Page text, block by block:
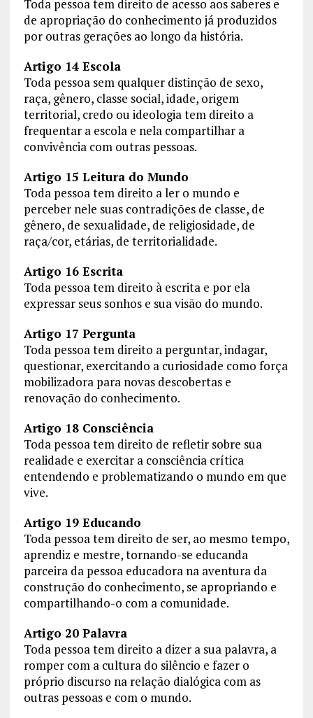
Toda pessoa tem direito de acesso aos saberes e
de apropriação do conhecimento já produzidos
por outras gerações ao longo da história.
Artigo 14 Escola
Toda pessoa sem qualquer distinção de sexo,
raça, gênero, classe social, idade, origem
territorial, credo ou ideologia tem direito a
frequentar a escola e nela compartilhar a
convivência com outras pessoas.
Artigo 15 Leitura do Mundo
Toda pessoa tem direito a ler o mundo e
perceber nele suas contradições de classe, de
gênero, de sexualidade, de religiosidade, de
raça/cor, etárias, de territorialidade.
Artigo 16 Escrita
Toda pessoa tem direito à escrita e por ela
expressar seus sonhos e sua visão do mundo.
Artigo 17 Pergunta
Toda pessoa tem direito a perguntar, indagar,
questionar, exercitando a curiosidade como força
mobilizadora para novas descobertas e
renovação do conhecimento.
Artigo 18 Consciência
Toda pessoa tem direito de refletir sobre sua
realidade e exercitar a consciência crítica
entendendo e problematizando o mundo em que
vive.
Artigo 19 Educando
Toda pessoa tem direito de ser, ao mesmo tempo,
aprendiz e mestre, tornando-se educanda
parceira da pessoa educadora na aventura da
construção do conhecimento, se apropriando e
compartilhando-o com a comunidade.
Artigo 20 Palavra
Toda pessoa tem direito a dizer a sua palavra, a
romper com a cultura do silêncio e fazer o
próprio discurso na relação dialógica com as
outras pessoas e com o mundo.